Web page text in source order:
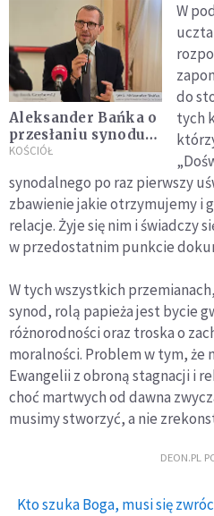
Aleksander Bańka o
przesłaniu synodu
dla świeckich: Nie
kategorii"
KOŚCIÓŁ
W
do
tych
synodalnego po raz pierwszy
zbawienie jakie otrzymujemy i
relacje. Żyje się nim i świadczy
w przedostatnim punkcie
W tych wszystkich
synod, rolą papieża jest bycie
różnorodności oraz troska o
moralności. Problem w tym, że
Ewangelii z obroną stagnacji i
choć martwych od dawna
musimy stworzyć, a nie
DEON.PL
Kto szuka Boga, musi się